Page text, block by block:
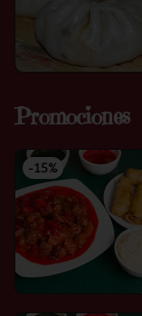
Promociones
-15%